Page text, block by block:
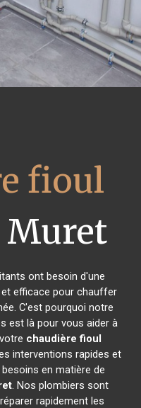
fioul
Muret
ont besoin d'une
efficace pour chauffer
C'est pourquoi notre
est là pour vous aider à
chaudière fioul
interventions rapides et
en matière de
. Nos plombiers sont
rapidement les